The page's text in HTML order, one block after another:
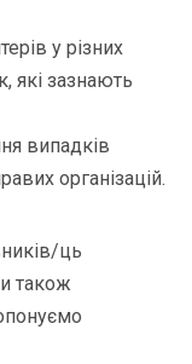
у різних
які зазнають
випадків
організацій.
ць
також